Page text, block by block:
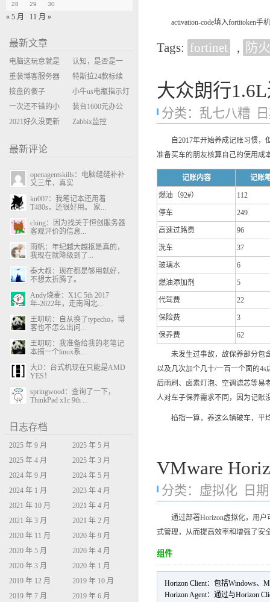
activation-code填入fortitoken手
Tags: fortinet , 防
大众朗行
分类： 乱七八糟
自2017年开始养成记账习惯，但
准备买车的朋友核算自己的使用成
记账内容 记账
燃油（92#） 112
停车 249
高速过路费 96
洗车 37
玻璃水 6
燃油添加剂 5
代驾费 22
保险费 3
保养费 62
未发生过事故，故保养部分包含
以及几次加个几十/一百一个面的
后雨刷、卤素灯泡、空调滤芯等易
人对车子保养需求不同，因为记账
掐指一算，养这么辆破车，平均
VMware
分类： 虚拟化 日
通过部署Horizon虚拟化，用户
式管理，从而提高效率和增强了安
组件
Horizon Client：包括Windows
Horizon Agent：通过与Horizon
28 29 30
« 5 月 11 月 »
最新文章
电脑这玩意就是
缝缝补补的事
认知，是否是一
座大山？当架构
决策变成配置清
单比价
重装博客服务器
环境
特斯拉24款标续
Model Y 2万公里
使用体验
接盘的傻子
小牛us电瓶指示灯
闪三次不上电
一次还不错的小
米售后体验
装台1600元办公
主机
2021好久没更新
Zabbix监控
最新评论
openagentskills：电脑缝缝补补
又三年，真实
kn007：我笔记本还用着
T480s，还很好用。 家...
ching：因为找关于恒创服务器
客观评价的信息...
雨帆：年纪越大越抠是真的，
我现在就降级到了...
秦大叔：现在都是够用就好，
不想太折腾了。
Andy烧麦：X1C 5th 2017
年-2022年，走南闯北...
王叨叨：自从换了typecho，博
客也不怎么出问...
王叨叨：我准备给我的老笔记
本搞一个linux系...
大D：台式机现在只能是AMD
YES！
springwood：查询了一下，
ThinkPad x1c 9th ...
日志存档
2025 年 9 月
2025 年 5 月
2025 年 4 月
2025 年 3 月
2024 年 9 月
2024 年 5 月
2024 年 1 月
2023 年 4 月
2021 年 10 月
2021 年 4 月
2021 年 3 月
2021 年 2 月
2020 年 11 月
2020 年 9 月
2020 年 5 月
2020 年 4 月
2020 年 3 月
2020 年 1 月
2019 年 12 月
2019 年 10 月
2019 年 7 月
2019 年 6 月